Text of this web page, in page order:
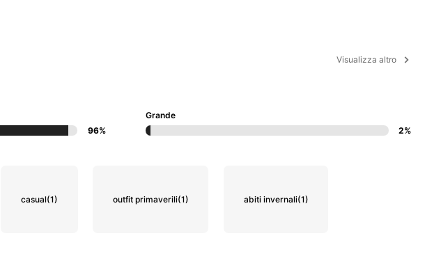
Visualizza altro
96%
Grande
2%
casual(1) outfit primaverili(1) abiti invernali(1)